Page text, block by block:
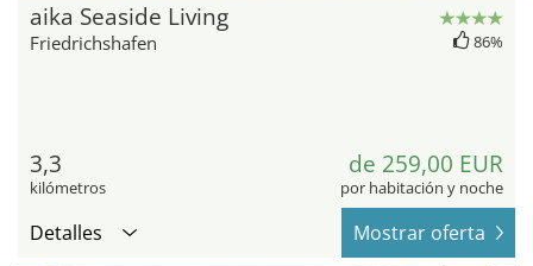
aika Seaside Living
Friedrichshafen 86%
3,3
kilómetros
de 259,00 EUR
por habitación y noche
Detalles Mostrar oferta